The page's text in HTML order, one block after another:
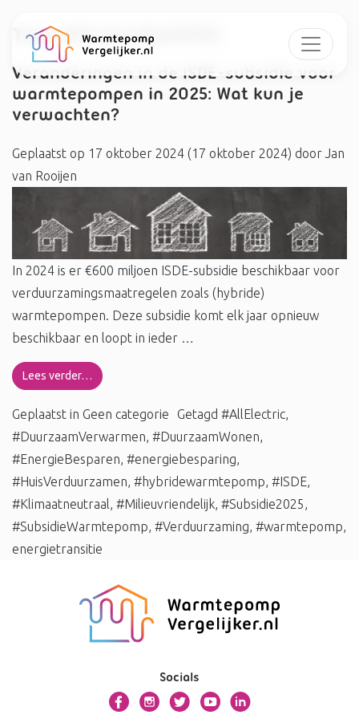
Tag:#Subsidie2025
Veranderingen in de ISDE-subsidie voor
warmtepompen in 2025: Wat kun je
verwachten?
Geplaatst op 17 oktober 2024 (17 oktober 2024) door Jan
van Rooijen
In 2024 is er €600 miljoen ISDE-subsidie beschikbaar voor
verduurzamingsmaatregelen zoals (hybride)
warmtepompen. Deze subsidie komt elk jaar opnieuw
beschikbaar en loopt in ieder …
Lees verder…
Geplaatst in Geen categorie Getagd #AllElectric,
#DuurzaamVerwarmen, #DuurzaamWonen,
#EnergieBesparen, #energiebesparing,
#HuisVerduurzamen, #hybridewarmtepomp, #ISDE,
#Klimaatneutraal, #Milieuvriendelijk, #Subsidie2025,
#SubsidieWarmtepomp, #Verduurzaming, #warmtepomp,
energietransitie
Socials